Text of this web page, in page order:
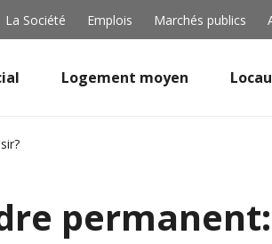
La Société Emplois Marchés publics
Logement moyen